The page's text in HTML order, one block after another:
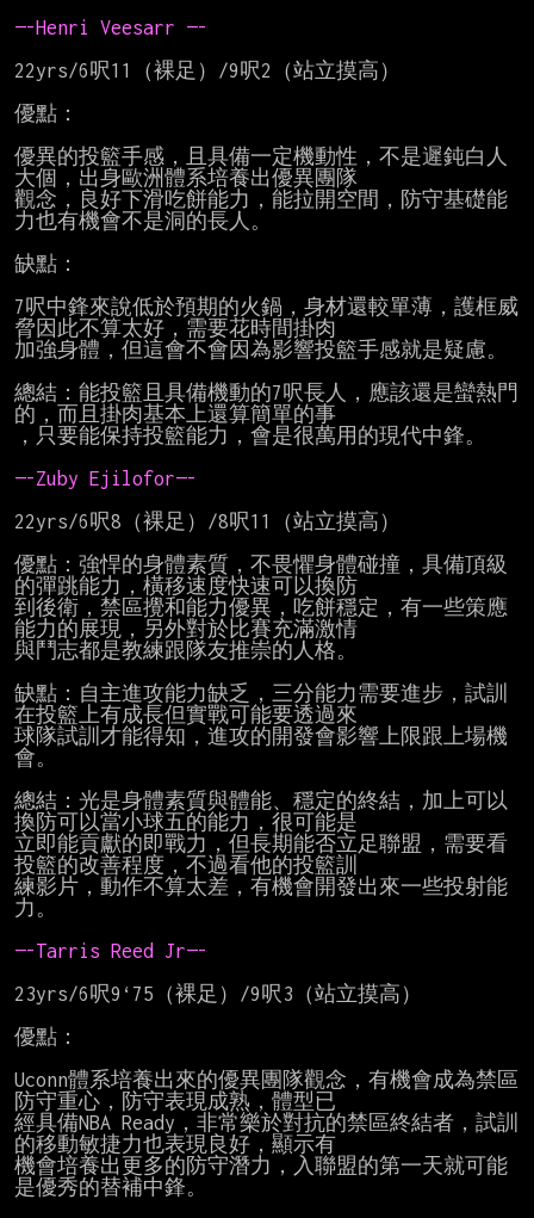
—-Henri Veesarr —-
22yrs/6呎11（裸足）/9呎2（站立摸高）
優點：
優異的投籃手感，且具備一定機動性，不是遲鈍白人
大個，出身歐洲體系培養出優異團隊
觀念，良好下滑吃餅能力，能拉開空間，防守基礎能
力也有機會不是洞的長人。
缺點：
7呎中鋒來說低於預期的火鍋，身材還較單薄，護框威
脅因此不算太好，需要花時間掛肉
加強身體，但這會不會因為影響投籃手感就是疑慮。
總結：能投籃且具備機動的7呎長人，應該還是蠻熱門
的，而且掛肉基本上還算簡單的事
，只要能保持投籃能力，會是很萬用的現代中鋒。
—-Zuby Ejilofor—-
22yrs/6呎8（裸足）/8呎11（站立摸高）
優點：強悍的身體素質，不畏懼身體碰撞，具備頂級
的彈跳能力，橫移速度快速可以換防
到後衛，禁區攪和能力優異，吃餅穩定，有一些策應
能力的展現，另外對於比賽充滿激情
與鬥志都是教練跟隊友推崇的人格。
缺點：自主進攻能力缺乏，三分能力需要進步，試訓
在投籃上有成長但實戰可能要透過來
球隊試訓才能得知，進攻的開發會影響上限跟上場機
會。
總結：光是身體素質與體能、穩定的終結，加上可以
換防可以當小球五的能力，很可能是
立即能貢獻的即戰力，但長期能否立足聯盟，需要看
投籃的改善程度，不過看他的投籃訓
練影片，動作不算太差，有機會開發出來一些投射能
力。
—-Tarris Reed Jr—-
23yrs/6呎9‘75（裸足）/9呎3（站立摸高）
優點：
Uconn體系培養出來的優異團隊觀念，有機會成為禁區
防守重心，防守表現成熟，體型已
經具備NBA Ready，非常樂於對抗的禁區終結者，試訓
的移動敏捷力也表現良好，顯示有
機會培養出更多的防守潛力，入聯盟的第一天就可能
是優秀的替補中鋒。